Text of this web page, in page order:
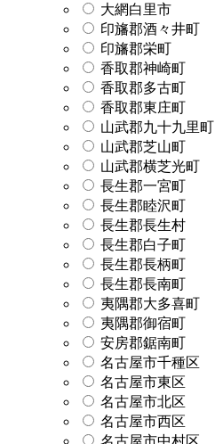
大網白里市
印旛郡酒々井町
印旛郡栄町
香取郡神崎町
香取郡多古町
香取郡東庄町
山武郡九十九里町
山武郡芝山町
山武郡横芝光町
長生郡一宮町
長生郡睦沢町
長生郡長生村
長生郡白子町
長生郡長柄町
長生郡長南町
夷隅郡大多喜町
夷隅郡御宿町
安房郡鋸南町
名古屋市千種区
名古屋市東区
名古屋市北区
名古屋市西区
名古屋市中村区